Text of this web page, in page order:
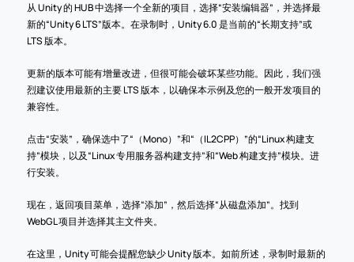
从 Unity 的 HUB 中选择一个全新的项目，选择“安装编辑器”，并选择最
新的“Unity 6 LTS”版本。在录制时，Unity 6.0 是当前的“长期支持”或
LTS 版本。
更新的版本可能有增量改进，但很可能会破坏某些功能。因此，我们强
烈建议使用最新的主要 LTS 版本，以确保本示例及您的一般开发项目的
兼容性。
点击“安装”，确保选中了“（Mono）”和“（IL2CPP）”的“Linux 构建支
持”模块，以及“Linux 专用服务器构建支持”和“Web 构建支持”模块。进
行安装。
现在，返回项目菜单，选择“添加”，然后选择“从磁盘添加”。找到
WebGL 项目并选择其主文件夹。
在这里，Unity 可能会提醒您缺少 Unity 版本。如前所述，录制时最新的